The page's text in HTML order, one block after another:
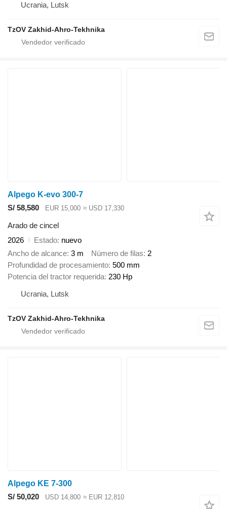
Ucrania, Lutsk
TzOV Zakhid-Ahro-Tekhnika
Alpego K-evo 300-7
S/ 58,580
EUR 15,000 ≈ USD 17,330
Arado de cincel
2026
Estado nuevo
Ancho de alcance 3 m Número de filas 2
Profundidad de procesamiento 500 mm
Potencia del tractor requerida 230 Hp
Ucrania, Lutsk
TzOV Zakhid-Ahro-Tekhnika
Alpego KE 7-300
S/ 50,020
USD 14,800 ≈ EUR 12,810